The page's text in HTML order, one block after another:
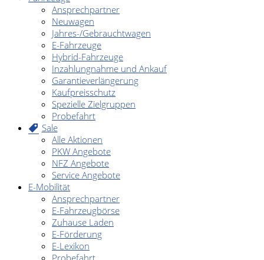
Ansprechpartner
Neuwagen
Jahres-/Gebrauchtwagen
E-Fahrzeuge
Hybrid-Fahrzeuge
Inzahlungnahme und Ankauf
Garantieverlängerung
Kaufpreisschutz
Spezielle Zielgruppen
Probefahrt
Sale
Alle Aktionen
PKW Angebote
NFZ Angebote
Service Angebote
E-Mobilität
Ansprechpartner
E-Fahrzeugbörse
Zuhause Laden
E-Förderung
E-Lexikon
Probefahrt